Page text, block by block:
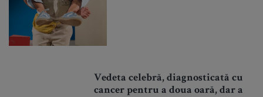
Vedeta celebră, diagnosticată cu
cancer pentru a doua oară, dar a